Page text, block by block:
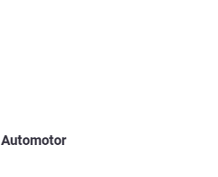
Automotor